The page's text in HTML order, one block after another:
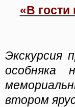
«В
Экскурсия
особняка
втором